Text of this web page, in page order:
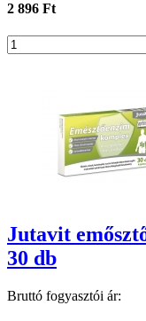
2 896 Ft
Jutavit
30 db
Bruttó fogyasztói ár: